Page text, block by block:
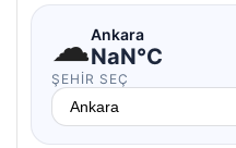
☁Ankara
NaN°C
ŞEHIR SEÇ